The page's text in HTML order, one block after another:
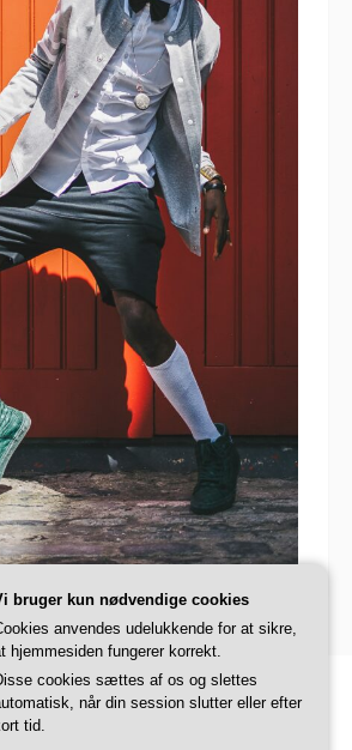
Fashion Institute. Alle rettigheder
forbeholdes.
bruger kun nødvendige cookies
anvendes udelukkende for at sikre,
hjemmesiden fungerer korrekt.
cookies sættes af os og slettes
når din session slutter eller efter
tid.